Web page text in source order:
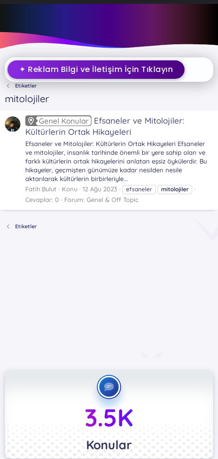
✦ Reklam Bilgi ve İletişim İçin Tıklayın
Etiketler
mitolojiler
Genel Konular
Efsaneler ve Mitolojiler:
Kültürlerin Ortak Hikayeleri
Efsaneler ve Mitolojiler: Kültürlerin Ortak Hikayeleri Efsaneler
ve mitolojiler, insanlık tarihinde önemli bir yere sahip olan ve
farklı kültürlerin ortak hikayelerini anlatan eşsiz öykülerdir. Bu
hikayeler, geçmişten günümüze kadar nesilden nesile
aktarılarak kültürlerin birbirleriyle...
Fatih Bulut
Konu 12 Ağu 2023 efsaneler mitolojiler
Cevaplar: 0 Forum: Genel & Off Topic
Etiketler
3.5K
Konular